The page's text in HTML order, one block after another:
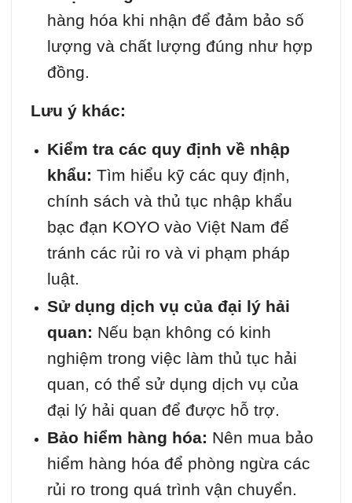
hàng hóa khi nhận để đảm bảo số
lượng và chất lượng đúng như hợp
đồng.
Lưu ý khác:
Kiểm tra các quy định về nhập
khẩu: Tìm hiểu kỹ các quy định,
chính sách và thủ tục nhập khẩu
bạc đạn KOYO vào Việt Nam để
tránh các rủi ro và vi phạm pháp
luật.
Sử dụng dịch vụ của đại lý hải
quan: Nếu bạn không có kinh
nghiệm trong việc làm thủ tục hải
quan, có thể sử dụng dịch vụ của
đại lý hải quan để được hỗ trợ.
Bảo hiểm hàng hóa: Nên mua bảo
hiểm hàng hóa để phòng ngừa các
rủi ro trong quá trình vận chuyển.